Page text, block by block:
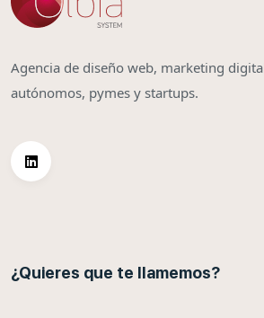
Agencia de diseño web, marketing
autónomos, pymes y startups.
¿Quieres que te llamemos?